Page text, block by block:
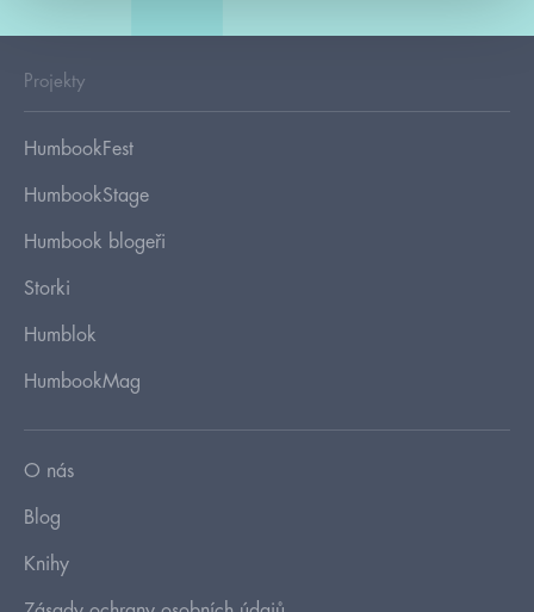
Projekty
HumbookFest
HumbookStage
Humbook blogeři
Storki
Humblok
HumbookMag
O nás
Blog
Knihy